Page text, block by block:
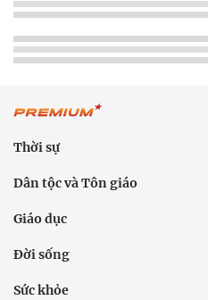
Thời sự
Dân tộc và Tôn giáo
Giáo dục
Đời sống
Sức khỏe